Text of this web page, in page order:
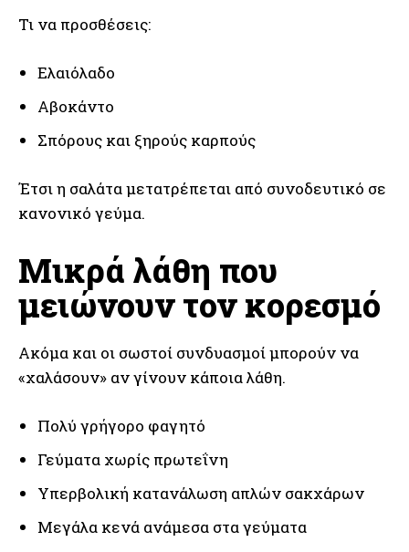
Τι να προσθέσεις:
Ελαιόλαδο
Αβοκάντο
Σπόρους και ξηρούς καρπούς
Έτσι η σαλάτα μετατρέπεται από συνοδευτικό σε
κανονικό γεύμα.
Μικρά λάθη που
μειώνουν τον κορεσμό
Ακόμα και οι σωστοί συνδυασμοί μπορούν να
«χαλάσουν» αν γίνουν κάποια λάθη.
Πολύ γρήγορο φαγητό
Γεύματα χωρίς πρωτεΐνη
Υπερβολική κατανάλωση απλών σακχάρων
Μεγάλα κενά ανάμεσα στα γεύματα